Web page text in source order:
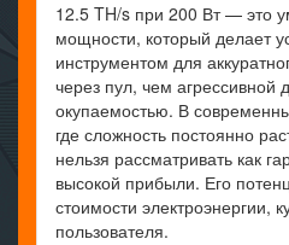
12.5 TH/s при 200 Вт — это
мощности, который делает
инструментом для
через пул, чем агрессивной
окупаемостью. В
где сложность постоянно
нельзя рассматривать как
высокой прибыли. Его
стоимости электроэнергии,
пользователя.